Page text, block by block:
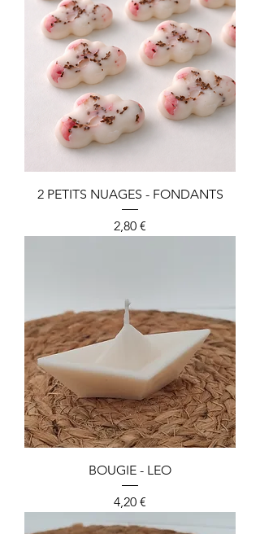
2 PETITS NUAGES - FONDANTS
Preis
2,80 €
BOUGIE - LEO
Preis
4,20 €